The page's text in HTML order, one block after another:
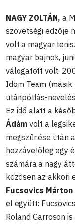
NAGY ZOLTÁN, a
szövetségi edzője
volt a magyar
magyar bajnok,
válogatott volt.
Idom Team (másik
utánpótlás-
Ez idő alatt a
Ádám volt a
megszűnése után
hozzávetőleg egy
számára a nagy
közösen az akkori
Fucsovics Márton
el együtt:
Roland Garroson